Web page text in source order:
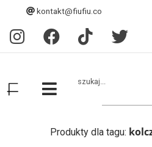
kontakt@fiufiu.co
szukaj...
Produkty dla tagu: